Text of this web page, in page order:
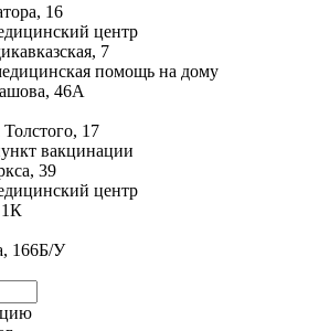
16
центр
7
помощь на дому
46А
17
вакцинации
39
центр
1К
166Б/У